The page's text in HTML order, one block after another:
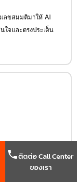
เลขสมมติมาให้ AI
ใจและตรงประเด็น
วัน
ติดต่อ Call Center
ของเรา